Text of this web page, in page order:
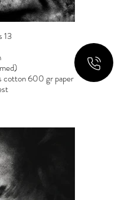
13
cotton 600 gr paper